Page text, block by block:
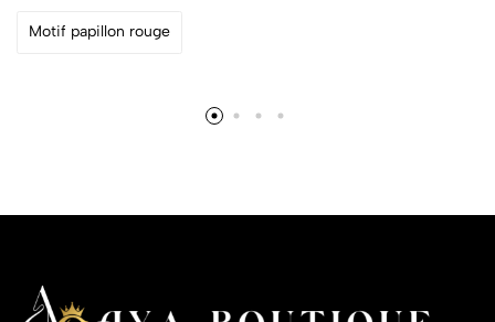
Motif papillon rouge